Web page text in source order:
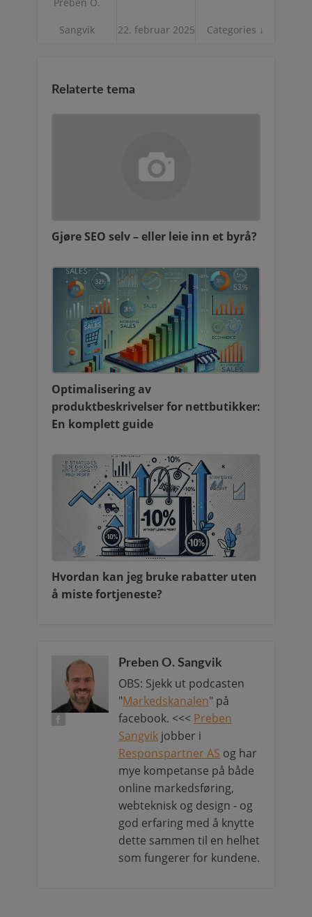
Sangvik 22. februar 2025 Categories ↓
Relaterte tema
Gjøre SEO selv – eller leie inn et byrå?
Optimalisering av
produktbeskrivelser for nettbutikker:
En komplett guide
Hvordan kan jeg bruke rabatter uten
å miste fortjeneste?
Preben O. Sangvik
OBS: Sjekk ut podcasten
"Markedskanalen" på
facebook. <<< Preben
Sangvik jobber i
Responspartner AS og har
mye kompetanse på både
online markedsføring,
webteknisk og design - og
god erfaring med å knytte
dette sammen til en helhet
som fungerer for kundene.